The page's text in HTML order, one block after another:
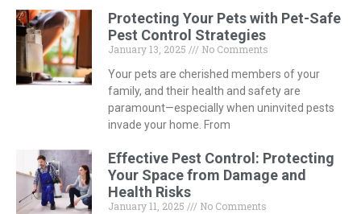
Protecting Your Pets with Pet-Safe
Pest Control Strategies
January 13, 2025
No Comments
Your pets are cherished members of your
family, and their health and safety are
paramount—especially when uninvited pests
invade your home. From
Effective Pest Control: Protecting
Your Space from Damage and
Health Risks
January 11, 2025
No Comments